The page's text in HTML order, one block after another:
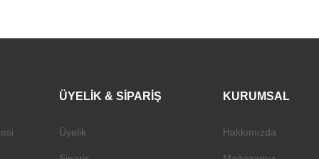
ÜYELİK & SİPARİŞ
Üyelik
KURUMSAL
Hakkımızda